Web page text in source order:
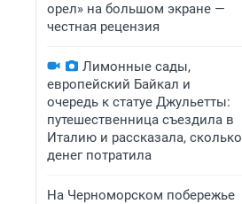
орел» на большом экране —
честная рецензия
Лимонные сады,
европейский Байкал и
очередь к статуе Джульетты:
путешественница съездила в
Италию и рассказала, сколько
денег потратила
На Черноморском побережье